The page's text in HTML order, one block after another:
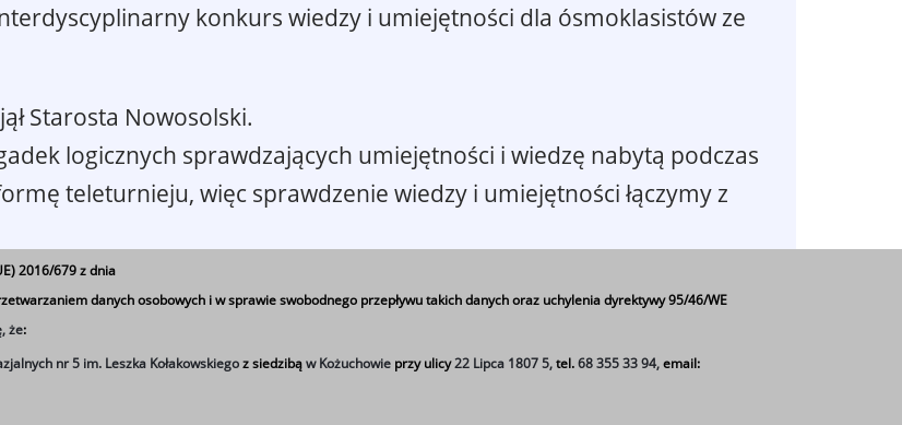
konkurs wiedzy i umiejętności dla ósmoklasistów ze
Starosta Nowosolski.
logicznych sprawdzających umiejętności i wiedzę nabytą podczas
teleturnieju, więc sprawdzenie wiedzy i umiejętności łączymy z
2016/679 z dnia
danych osobowych i w sprawie swobodnego przepływu takich danych oraz uchylenia dyrektywy 95/46/WE
że:
nr 5 im. Leszka Kołakowskiegoz siedzibąw Kożuchowie przy ulicy22 Lipca 1807 5,tel.68 355 33 94,email: